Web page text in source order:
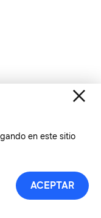
en este sitio
ACEPTAR